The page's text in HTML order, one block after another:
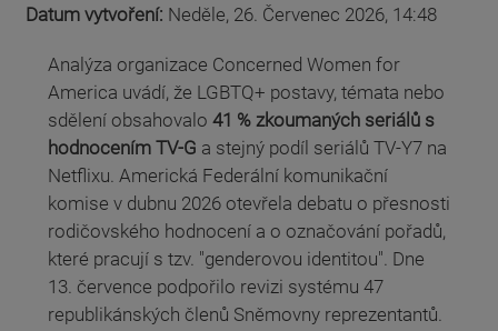
Datum vytvoření: Neděle, 26. Červenec 2026, 14:48
Analýza organizace Concerned Women for
America uvádí, že LGBTQ+ postavy, témata nebo
sdělení obsahovalo 41 % zkoumaných seriálů s
hodnocením TV-G a stejný podíl seriálů TV-Y7 na
Netflixu. Americká Federální komunikační
komise v dubnu 2026 otevřela debatu o přesnosti
rodičovského hodnocení a o označování pořadů,
které pracují s tzv. "genderovou identitou". Dne
13. července podpořilo revizi systému 47
republikánských členů Sněmovny reprezentantů.